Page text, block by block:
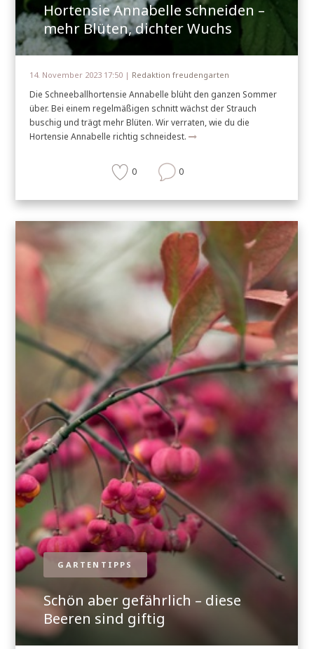
Hortensie Annabelle schneiden –
mehr Blüten, dichter Wuchs
14. November 2023 17:50 | Redaktion freudengarten
Die Schneeballhortensie Annabelle blüht den ganzen Sommer
über. Bei einem regelmäßigen schnitt wächst der Strauch
buschig und trägt mehr Blüten. Wir verraten, wie du die
Hortensie Annabelle richtig schneidest.
0 0
GARTENTIPPS
Schön aber gefährlich – diese
Beeren sind giftig